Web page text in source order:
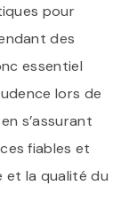
pour
des
essentiel
lors de
s’assurant
fiables et
et la qualité du